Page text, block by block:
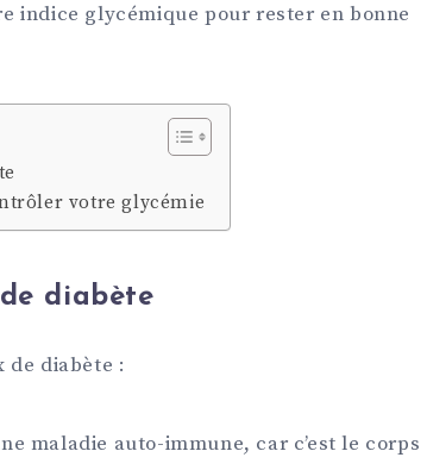
indice glycémique pour rester en bonne
votre glycémie
diabète
diabète :
maladie auto-immune, car c’est le corps